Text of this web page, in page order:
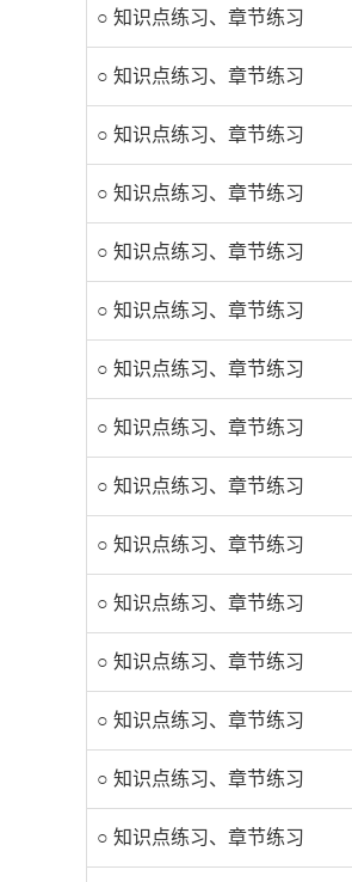
○ 知识点练习、章节练习
○ 知识点练习、章节练习
○ 知识点练习、章节练习
○ 知识点练习、章节练习
○ 知识点练习、章节练习
○ 知识点练习、章节练习
○ 知识点练习、章节练习
○ 知识点练习、章节练习
○ 知识点练习、章节练习
○ 知识点练习、章节练习
○ 知识点练习、章节练习
○ 知识点练习、章节练习
○ 知识点练习、章节练习
○ 知识点练习、章节练习
○ 知识点练习、章节练习